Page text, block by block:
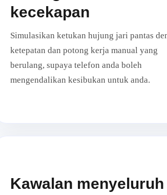
kecekapan
Simulasikan ketukan hujung jari pantas
ketepatan dan potong kerja manual yang
berulang, supaya telefon anda boleh
mengendalikan kesibukan untuk anda.
Kawalan menyeluruh